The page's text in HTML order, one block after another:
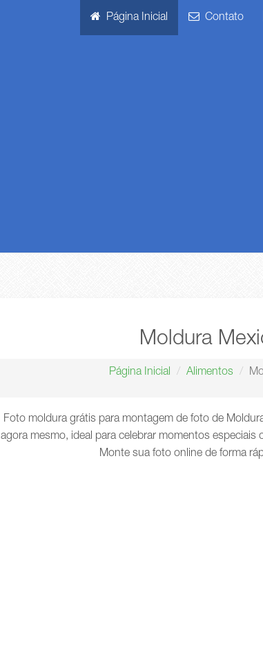
Página Inicial Contato
Moldura
Página Inicial Alimentos
Foto moldura grátis para montagem de foto de
agora mesmo, ideal para celebrar momentos especiais
Monte sua foto online de forma